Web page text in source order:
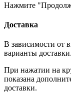
Нажмите
Доставка
В зависимости от
варианты доставки.
При нажатии на
показана
доставки.